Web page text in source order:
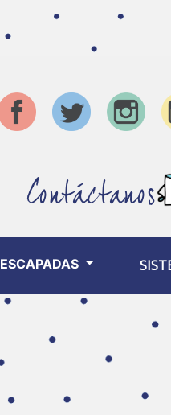
Contáctanos
ESCAPADAS